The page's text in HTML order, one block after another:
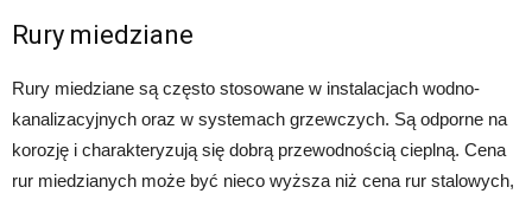
Rury miedziane
Rury miedziane są często stosowane w instalacjach wodno-
kanalizacyjnych oraz w systemach grzewczych. Są odporne na
korozję i charakteryzują się dobrą przewodnością cieplną. Cena
rur miedzianych może być nieco wyższa niż cena rur stalowych,